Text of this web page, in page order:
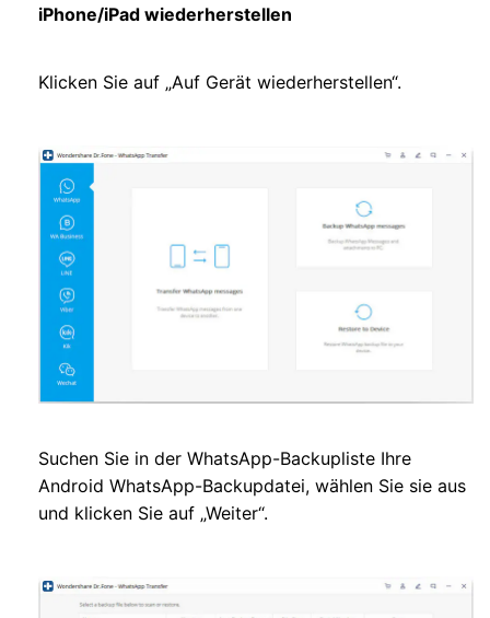
iPhone/iPad wiederherstellen
Klicken Sie auf „Auf Gerät wiederherstellen“.
Suchen Sie in der WhatsApp-Backupliste Ihre
Android WhatsApp-Backupdatei, wählen Sie sie aus
und klicken Sie auf „Weiter“.